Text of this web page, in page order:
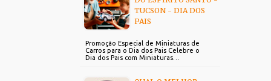
TUCSON - DIA DOS
PAIS
Promoção Especial de Miniaturas de
Carros para o Dia dos Pais Celebre o
Dia dos Pais com Miniaturas…